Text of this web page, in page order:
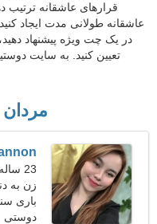
قرارهای عاشقانه ترتیب
عاشقانه طولانی مدت ایجاد
در یک چت ویژه پیشنهاد
تعیین کنید. به سایت
مردان
23 ساله, برج جدی
زن به
باری
دوستی